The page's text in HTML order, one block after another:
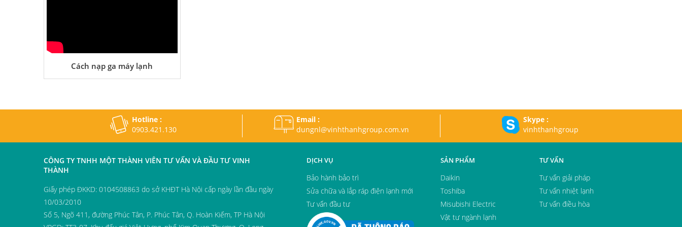
Cách nạp ga máy lạnh
Hotline :
0903.421.130
Email :
dungnl@vinhthanhgroup.com.vn
Skype :
vinhthanhgroup
CÔNG TY TNHH MỘT THÀNH VIÊN TƯ VẤN VÀ ĐẦU TƯ VINH
THÀNH
Giấy phép ĐKKD: 0104508863 do sở KHĐT Hà Nội cấp ngày lần đầu ngày
10/03/2010
Số 5, Ngõ 411, đường Phúc Tân, P. Phúc Tân, Q. Hoàn Kiếm, TP Hà Nội
DỊCH VỤ
Bảo hành bảo trì
Sửa chữa và lắp ráp điện lạnh mới
Tư vấn đầu tư
SẢN PHẨM
Daikin
Toshiba
Misubishi Electric
Vật tư ngành lạnh
TƯ VẤN
Tư vấn giải pháp
Tư vấn nhiệt lạnh
Tư vấn điều hòa